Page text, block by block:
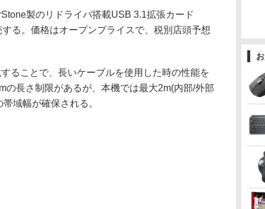
製のリドライバ搭載USB 3.1拡張カード
る。価格はオープンプライスで、税別店頭予想
ことで、長いケーブルを使用した時の性能を
の長さ制限があるが、本機では最大2m(内部/外部
域幅が確保される。